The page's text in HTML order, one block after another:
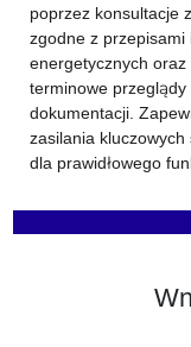
poprzez konsultacje
zgodne z
energetycznych oraz
terminowe
dokumentacji.
zasilania
dla prawidłowego